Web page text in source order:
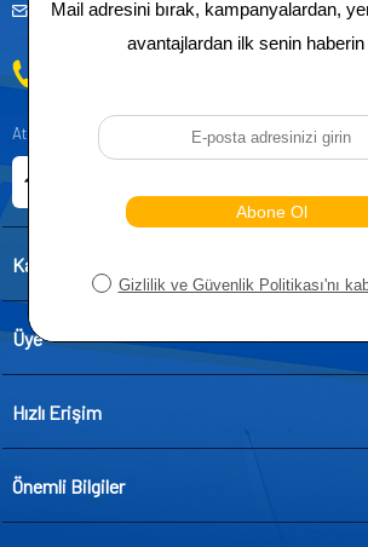
musteridestek@goodyearotoaksesuar.com.tr
Atatürk, Kıraç Mevkii, Orhan Veli Cd. D:No:19, 34522
Kategoriler
Üye
Hızlı Erişim
Önemli Bilgiler